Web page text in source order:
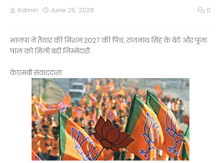
Admin June 25, 2026 0
भाजपा ने तैयार की मिशन 2027 की पिच, राजनाथ सिंह के बेटे और पूजा
पाल को मिली बड़ी जिम्मेदारी
केएमबी संवाददाता